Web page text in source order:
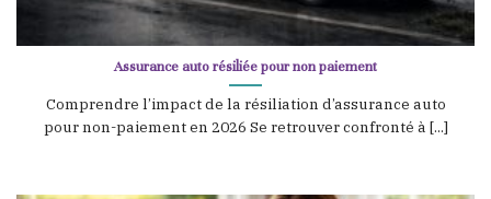
Assurance auto résiliée pour non paiement
Comprendre l’impact de la résiliation d’assurance auto
pour non-paiement en 2026 Se retrouver confronté à [...]